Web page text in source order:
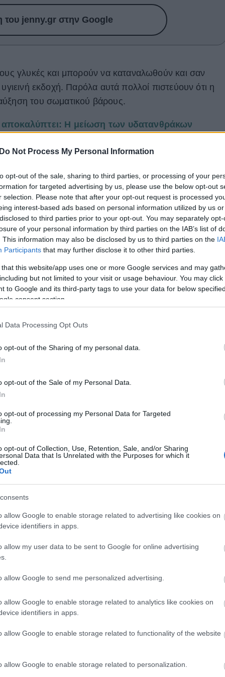
Not Process My Personal Information
opt-out of the sale, sharing to third parties, or processing of your
for targeted advertising by us, please use the below opt-out
selection. Please note that after your opt-out request is processed
interest-based ads based on personal information utilized by us
to third parties prior to your opt-out. You may separately
of your personal information by third parties on the IAB’s list of
This information may also be disclosed by us to third parties on the
Participants that may further disclose it to other third parties.
this website/app uses one or more Google services and may
but not limited to your visit or usage behaviour. You may
to Google and its third-party tags to use your data for below
consent section.
Data Processing Opt Outs
opt-out of the Sharing of my personal data.
opt-out of the Sale of my Personal Data.
opt-out of processing my Personal Data for Targeted
opt-out of Collection, Use, Retention, Sale, and/or Sharing
Data that Is Unrelated with the Purposes for which it
allow Google to enable storage related to advertising like cookies on
identifiers in apps.
allow my user data to be sent to Google for online advertising
allow Google to send me personalized advertising.
allow Google to enable storage related to analytics like cookies on
identifiers in apps.
allow Google to enable storage related to functionality of the website
allow Google to enable storage related to personalization.
του jenny.gr στην Google
γλυκές και μπορούν να καταναλωθούν και σαν
εκδοχή. Παρόλα αυτά πολλοί πιστεύουν ότι η
του σωματικού βάρους.
Η μείωση των υδατανθράκων
παρελθόν. Και αυτό γιατί έχει αποδειχτεί πως η
στην υγεία. Έτσι λοιπόν παρακάτω θα δείτε τι θα
μέρα μπανάνα.
περιέχουν πεπτικό άμυλο το οποίο φτάνει στο
των καλών βακτηρίων. Εάν λοιπόν
γαστρεντερικά προβλήματα.
και η γενική σας υγεία.
Αυτό συμβαίνει